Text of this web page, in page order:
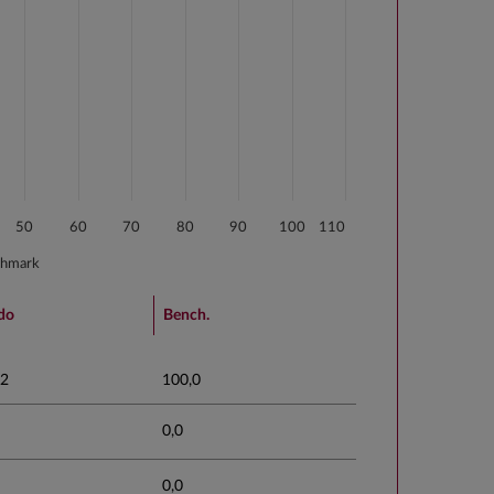
50 60 70 80 90 100 110
Bench.
100,0
0,0
0,0